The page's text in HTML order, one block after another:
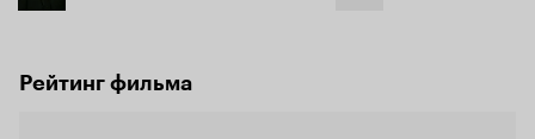
Рейтинг фильма